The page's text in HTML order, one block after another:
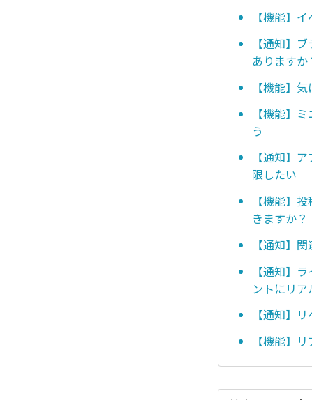
【機能】
【通知】
ありますか
【機能】
【機能】
う
【通知】
限したい
【機能】
きますか？
【通知】
【通知】
ントにリ
【通知】
【機能】